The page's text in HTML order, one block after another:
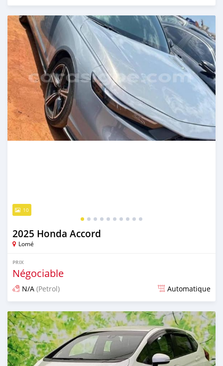
Publié il y a 3 mois
10
2025 Honda Accord
Lomé
PRIX
Négociable
N/A (Petrol) Automatique
Publié il y a 3 mois